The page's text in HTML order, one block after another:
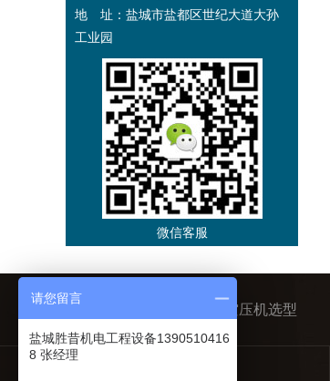
地 址：盐城市盐都区世纪大道大孙
工业园
微信客服
-空压机选型
请您留言
盐城胜昔机电工程设备1390510416
8 张经理